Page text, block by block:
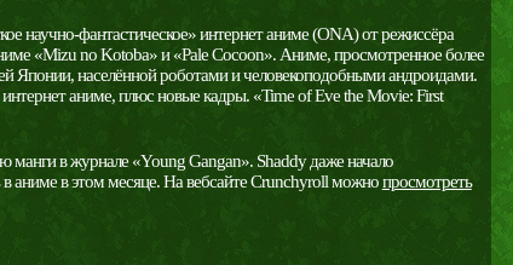
научно-фантастическое» интернет аниме (ONA) от режиссёра
«Mizu no Kotoba» и «Pale Cocoon». Аниме, просмотренное более
Японии, населённой роботами и человекоподобными андроидами.
аниме, плюс новые кадры. «Time of Eve the Movie: First
в журнале «Young Gangan». Shaddy даже начало
аниме в этом месяце. На вебсайте Crunchyroll можнопросмотреть